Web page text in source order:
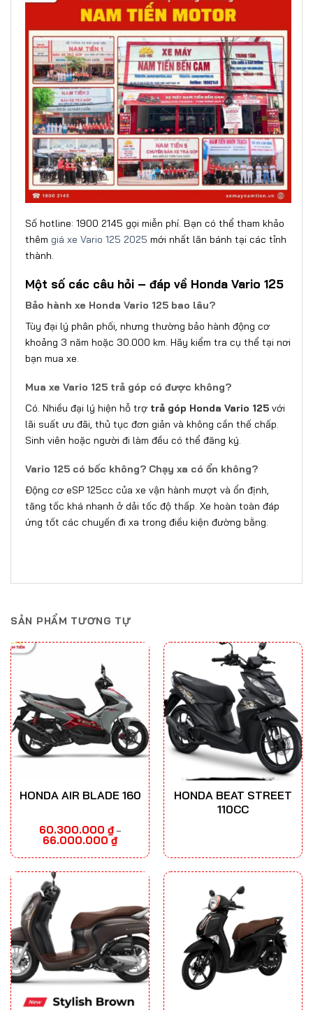
Số hotline: 1900 2145 gọi miễn phí. Bạn có thể tham khảo
thêm giá xe Vario 125 2025 mới nhất lăn bánh tại các tỉnh
thành.
Một số các câu hỏi – đáp về Honda Vario 125
Bảo hành xe Honda Vario 125 bao lâu?
Tùy đại lý phân phối, nhưng thường bảo hành động cơ
khoảng 3 năm hoặc 30.000 km. Hãy kiểm tra cụ thể tại nơi
bạn mua xe.
Mua xe Vario 125 trả góp có được không?
Có. Nhiều đại lý hiện hỗ trợ trả góp Honda Vario 125 với
lãi suất ưu đãi, thủ tục đơn giản và không cần thế chấp.
Sinh viên hoặc người đi làm đều có thể đăng ký.
Vario 125 có bốc không? Chạy xa có ổn không?
Động cơ eSP 125cc của xe vận hành mượt và ổn định,
tăng tốc khá nhanh ở dải tốc độ thấp. Xe hoàn toàn đáp
ứng tốt các chuyến đi xa trong điều kiện đường bằng.
SẢN PHẨM TƯƠNG TỰ
HONDA AIR BLADE 160
60.300.000 ₫ –
66.000.000₫Khoảng
giá:
60.300.000 ₫
đến
66.000.000 ₫
HONDA BEAT STREET
110CC